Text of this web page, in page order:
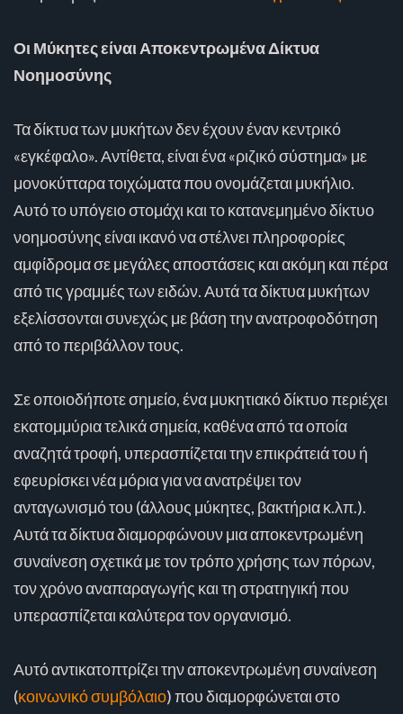
Οι Μύκητες είναι Αποκεντρωμένα Δίκτυα
Νοημοσύνης
Τα δίκτυα των μυκήτων δεν έχουν έναν κεντρικό
«εγκέφαλο». Αντίθετα, είναι ένα «ριζικό σύστημα» με
μονοκύτταρα τοιχώματα που ονομάζεται μυκήλιο.
Αυτό το υπόγειο στομάχι και το κατανεμημένο δίκτυο
νοημοσύνης είναι ικανό να στέλνει πληροφορίες
αμφίδρομα σε μεγάλες αποστάσεις και ακόμη και πέρα
από τις γραμμές των ειδών. Αυτά τα δίκτυα μυκήτων
εξελίσσονται συνεχώς με βάση την ανατροφοδότηση
από το περιβάλλον τους.
Σε οποιοδήποτε σημείο, ένα μυκητιακό δίκτυο περιέχει
εκατομμύρια τελικά σημεία, καθένα από τα οποία
αναζητά τροφή, υπερασπίζεται την επικράτειά του ή
εφευρίσκει νέα μόρια για να ανατρέψει τον
ανταγωνισμό του (άλλους μύκητες, βακτήρια κ.λπ.).
Αυτά τα δίκτυα διαμορφώνουν μια αποκεντρωμένη
συναίνεση σχετικά με τον τρόπο χρήσης των πόρων,
τον χρόνο αναπαραγωγής και τη στρατηγική που
υπερασπίζεται καλύτερα τον οργανισμό.
Αυτό αντικατοπτρίζει την αποκεντρωμένη συναίνεση
(κοινωνικό συμβόλαιο) που διαμορφώνεται στο